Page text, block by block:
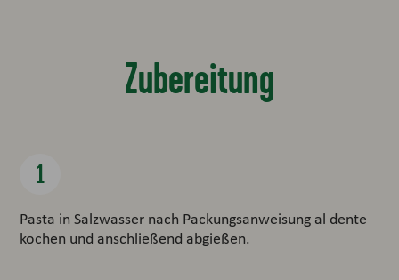
Zubereitung
Pasta in Salzwasser nach Packungsanweisung al dente
kochen und anschließend abgießen.